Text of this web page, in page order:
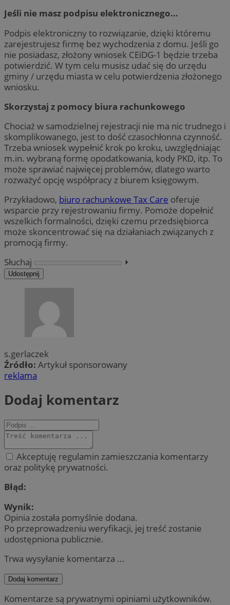
Jeśli nie masz podpisu elektronicznego…
Podpis elektroniczny to rozwiązanie, dzięki któremu
zarejestrujesz firmę bez wychodzenia z domu. Jeśli go
nie posiadasz, złożony wniosek CEiDG-1 będzie trzeba
potwierdzić. W tym celu musisz udać się do urzędu
gminy / urzędu miasta w celu potwierdzenia złożonego
wniosku.
Skorzystaj z pomocy biura rachunkowego
Chociaż w samodzielnej rejestracji nie ma nic trudnego i
skomplikowanego, jest to dość czasochłonna czynność.
Trzeba wniosek wypełnić krok po kroku, uwzględniając
m.in. wybraną formę opodatkowania, kody PKD, itp. To
może sprawiać najwięcej problemów, dlatego warto
rozważyć opcję współpracy z biurem księgowym.
Przykładowo, biuro rachunkowe Tax Care oferuje
wsparcie przy rejestrowaniu firmy. Pomoże dopełnić
wszelkich formalności, dzięki czemu przedsiębiorca
może skoncentrować się na działaniach związanych z
promocją firmy.
Słuchaj
⏵︎
Udostępnij
s.gerlaczek
Źródło: Artykuł sponsorowany
reklama
Dodaj komentarz
Akceptuję regulamin zamieszczania komentarzy
oraz politykę prywatności.
Błąd:
Wynik:
Opinia została pomyślnie dodana.
Po przeprowadzeniu weryfikacji, jej treść zostanie
udostępniona publicznie.
Trwa wysyłanie komentarza ...
Dodaj komentarz
Komentarze są prywatnymi opiniami użytkowników.